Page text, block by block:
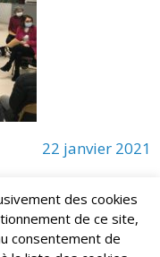
22 janvier 2021
des cookies
de ce site,
consentement de